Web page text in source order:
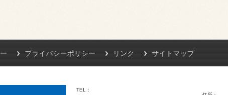
プライバシーポリシー リンク サイトマップ
TEL